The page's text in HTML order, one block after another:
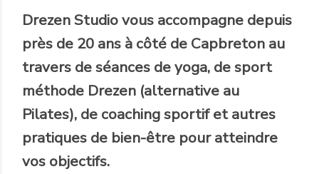
Drezen Studiovous accompagne depuis
près de 20 ans à côté de Capbreton au
travers de séances de yoga, de sport
méthode Drezen (alternative au
Pilates), de coaching sportif et autres
pratiques de bien-être pour atteindre
vos objectifs.